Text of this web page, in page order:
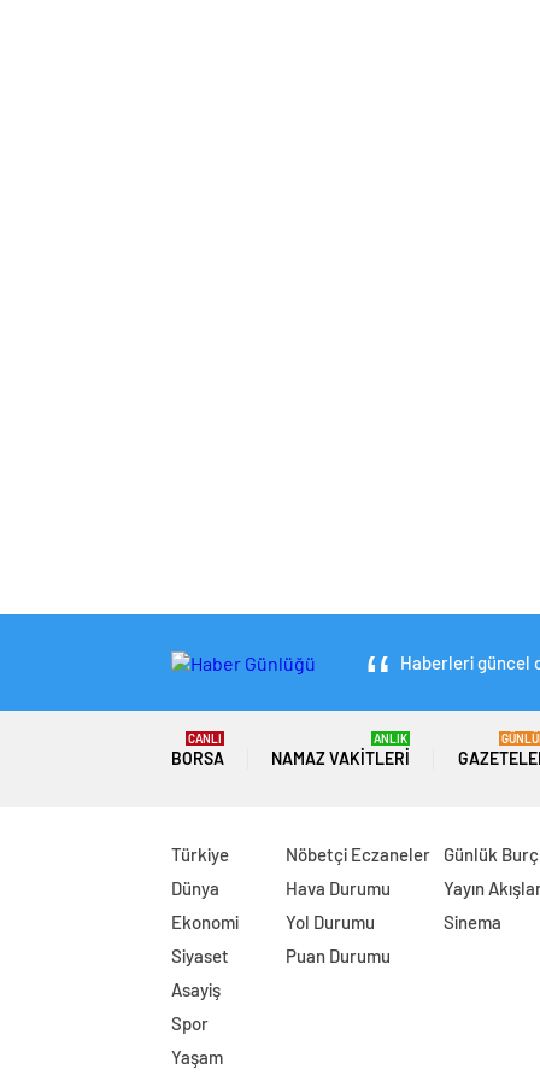
Haberleri güncel
BORSA
CANLI
NAMAZ VAKITLERI
ANLIK
Türkiye
Dünya
Ekonomi
Siyaset
Asayiş
Spor
Yaşam
Nöbetçi Eczaneler
Hava Durumu
Yol Durumu
Puan Durumu
Günlük
Yayın
Sinema